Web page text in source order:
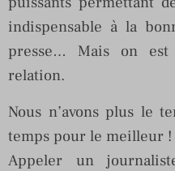
indispensable à la
presse… Mais on
relation.
Nous n’avons plus le
temps pour le meilleur !
Appeler un